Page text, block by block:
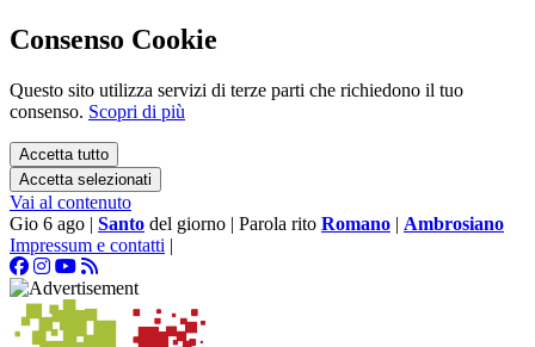
Consenso Cookie
Questo sito utilizza servizi di terze parti che richiedono il tuo
consenso. Scopri di più
Accetta tutto
Accetta selezionati
Vai al contenuto
Gio 6 ago | Santo del giorno | Parola rito Romano | Ambrosiano
Impressum e contatti |